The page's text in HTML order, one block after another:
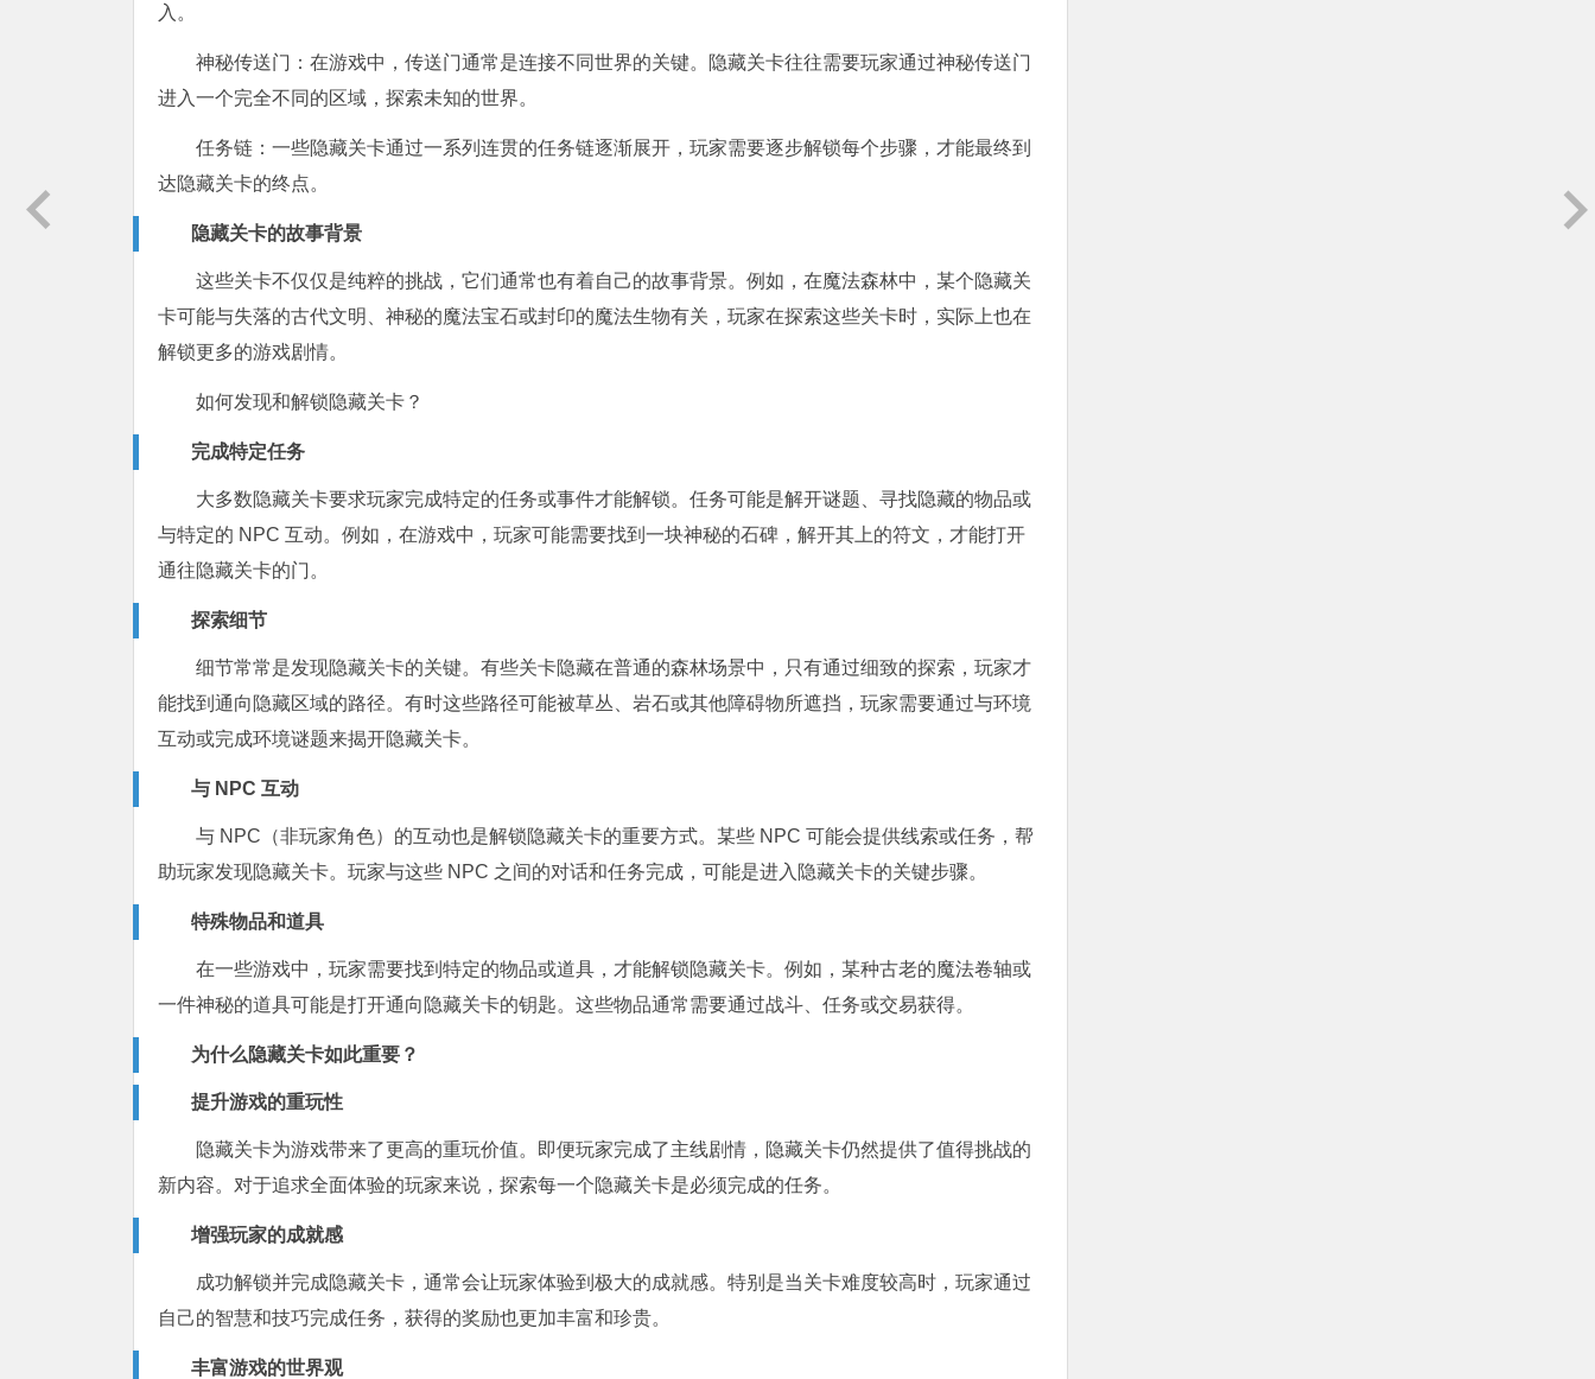
入。
神秘传送门：在游戏中，传送门通常是连接不同世界的关键。隐藏关卡往往需要玩家通过神秘传送门
进入一个完全不同的区域，探索未知的世界。
任务链：一些隐藏关卡通过一系列连贯的任务链逐渐展开，玩家需要逐步解锁每个步骤，才能最终到
达隐藏关卡的终点。
隐藏关卡的故事背景
这些关卡不仅仅是纯粹的挑战，它们通常也有着自己的故事背景。例如，在魔法森林中，某个隐藏关
卡可能与失落的古代文明、神秘的魔法宝石或封印的魔法生物有关，玩家在探索这些关卡时，实际上也在
解锁更多的游戏剧情。
如何发现和解锁隐藏关卡？
完成特定任务
大多数隐藏关卡要求玩家完成特定的任务或事件才能解锁。任务可能是解开谜题、寻找隐藏的物品或
与特定的 NPC 互动。例如，在游戏中，玩家可能需要找到一块神秘的石碑，解开其上的符文，才能打开
通往隐藏关卡的门。
探索细节
细节常常是发现隐藏关卡的关键。有些关卡隐藏在普通的森林场景中，只有通过细致的探索，玩家才
能找到通向隐藏区域的路径。有时这些路径可能被草丛、岩石或其他障碍物所遮挡，玩家需要通过与环境
互动或完成环境谜题来揭开隐藏关卡。
与 NPC 互动
与 NPC（非玩家角色）的互动也是解锁隐藏关卡的重要方式。某些 NPC 可能会提供线索或任务，帮
助玩家发现隐藏关卡。玩家与这些 NPC 之间的对话和任务完成，可能是进入隐藏关卡的关键步骤。
特殊物品和道具
在一些游戏中，玩家需要找到特定的物品或道具，才能解锁隐藏关卡。例如，某种古老的魔法卷轴或
一件神秘的道具可能是打开通向隐藏关卡的钥匙。这些物品通常需要通过战斗、任务或交易获得。
为什么隐藏关卡如此重要？
提升游戏的重玩性
隐藏关卡为游戏带来了更高的重玩价值。即便玩家完成了主线剧情，隐藏关卡仍然提供了值得挑战的
新内容。对于追求全面体验的玩家来说，探索每一个隐藏关卡是必须完成的任务。
增强玩家的成就感
成功解锁并完成隐藏关卡，通常会让玩家体验到极大的成就感。特别是当关卡难度较高时，玩家通过
自己的智慧和技巧完成任务，获得的奖励也更加丰富和珍贵。
丰富游戏的世界观